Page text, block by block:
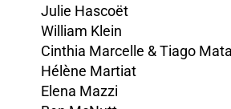
Julie Hascoët
William Klein
Cinthia Marcelle & Tiago
Hélène Martiat
Elena Mazzi